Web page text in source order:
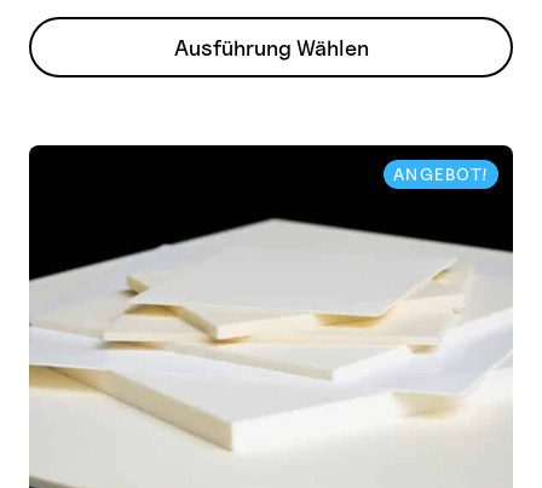
Ausführung Wählen
Dieses
Produkt
Varianten
können
der
Produktseite
gewählt
ANGEBOT!